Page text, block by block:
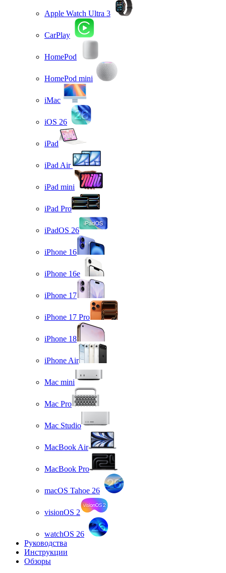
Apple Watch Ultra 3
CarPlay
HomePod
HomePod mini
iMac
iOS 26
iPad
iPad Air
iPad mini
iPad Pro
iPadOS 26
iPhone 16
iPhone 16e
iPhone 17
iPhone 17 Pro
iPhone 18
iPhone Air
Mac mini
Mac Pro
Mac Studio
MacBook Air
MacBook Pro
macOS Tahoe 26
visionOS 2
watchOS 26
Руководства
Инструкции
Обзоры